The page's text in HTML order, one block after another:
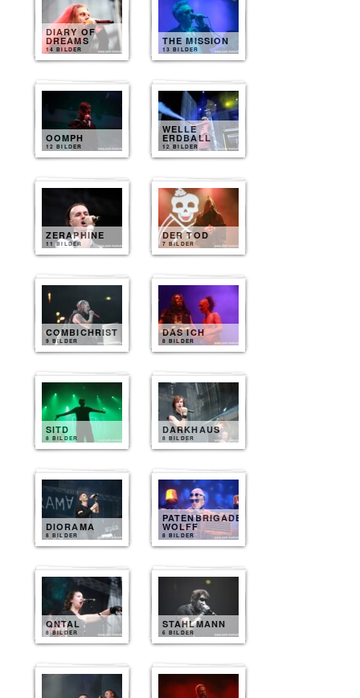
DIARY OF
DREAMS
14 BILDER
THE MISSION
13 BILDER
OOMPH
12 BILDER
WELLE
ERDBALL
12 BILDER
ZERAPHINE
11 BILDER
DER TOD
7 BILDER
COMBICHRIST
9 BILDER
DAS ICH
8 BILDER
SITD
8 BILDER
DARKHAUS
8 BILDER
DIORAMA
8 BILDER
PATENBRIGADE
WOLFF
8 BILDER
QNTAL
8 BILDER
STAHLMANN
6 BILDER